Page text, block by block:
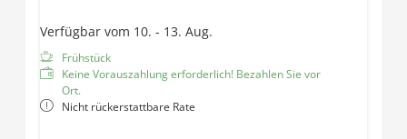
Verfügbar vom 10. - 13. Aug.
Frühstück
Keine Vorauszahlung erforderlich! Bezahlen Sie vor
Ort.
Nicht rückerstattbare Rate